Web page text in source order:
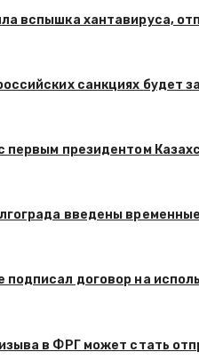
вспышка хантавируса,
санкциях будет
первым президентом
введены
подписал договор на
в ФРГ может стать